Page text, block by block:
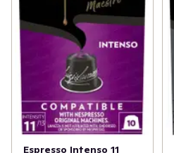
Espresso Intenso 11